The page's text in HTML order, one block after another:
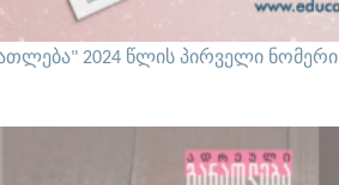
2024 წლის პირველი ნომერი